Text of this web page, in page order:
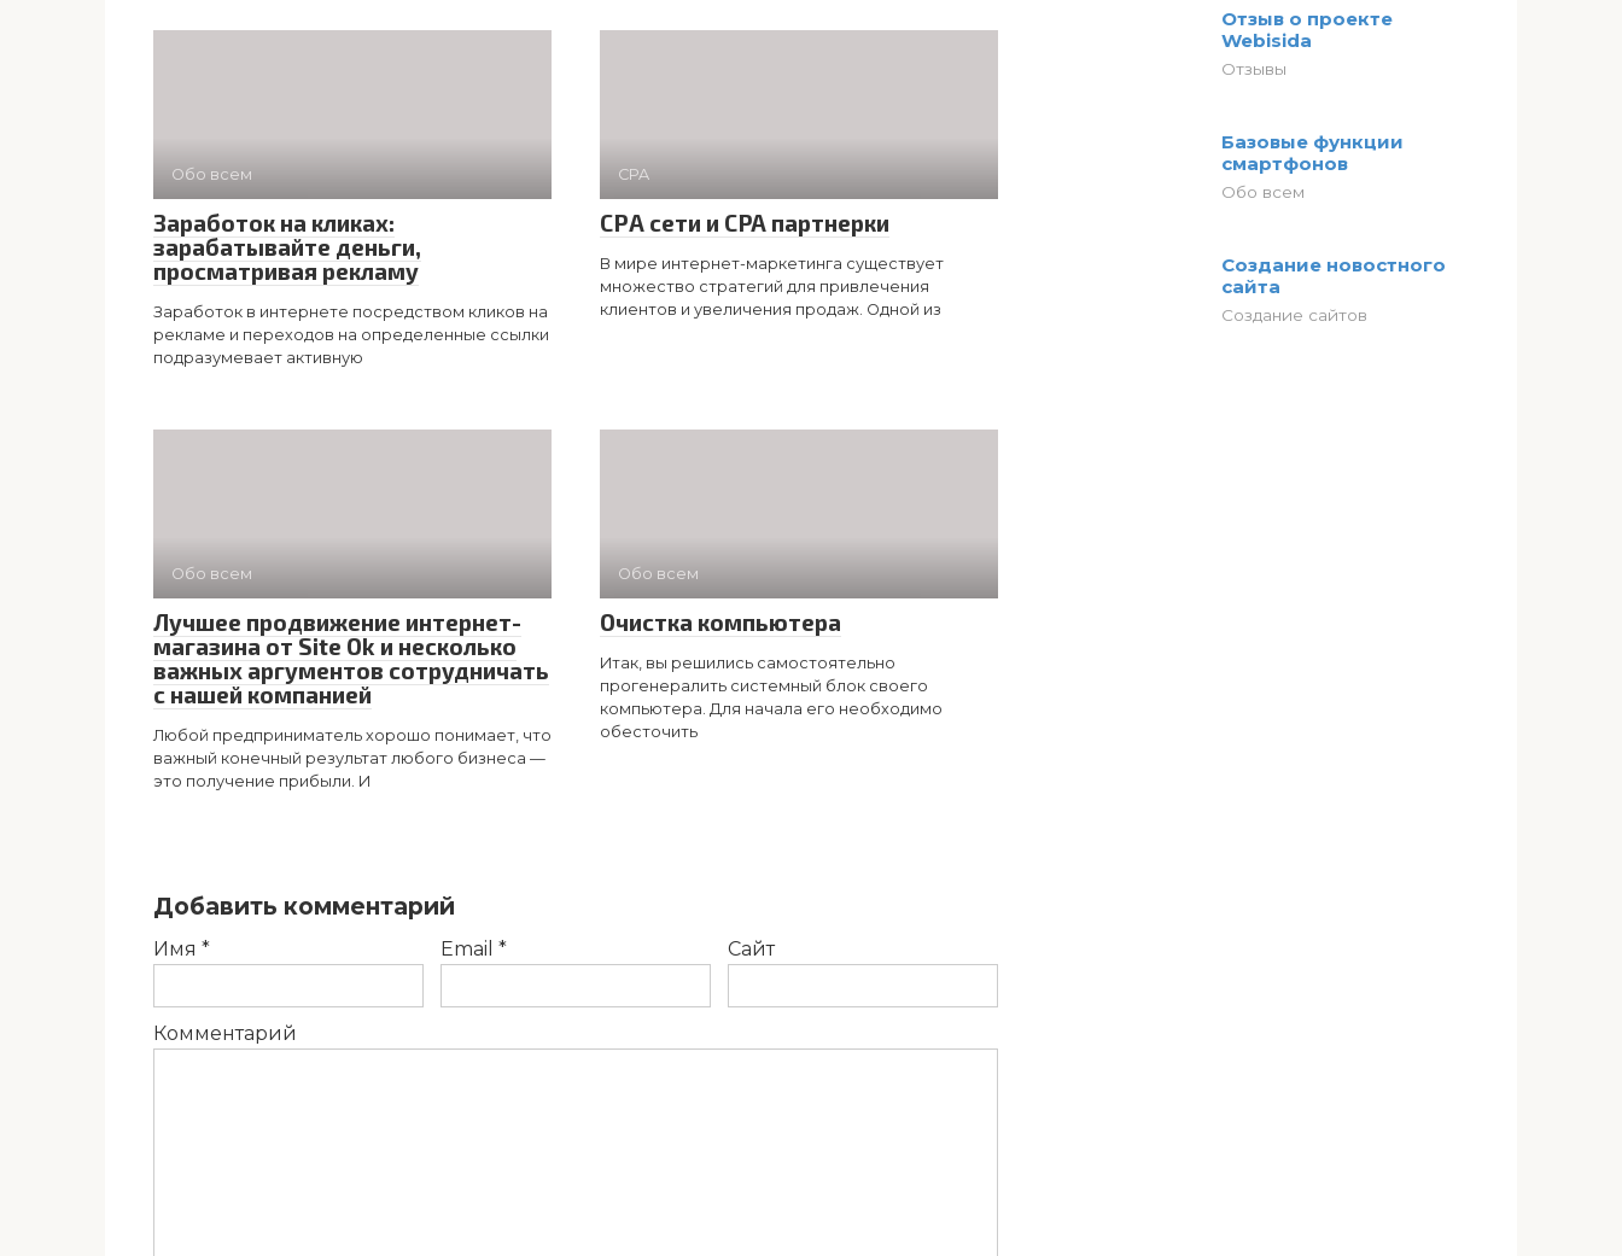
Обо всем
Заработок на кликах:
зарабатывайте деньги,
просматривая рекламу
Заработок в интернете посредством кликов на
рекламе и переходов на определенные ссылки
подразумевает активную
CPA
СРА сети и CPA партнерки
В мире интернет-маркетинга существует
множество стратегий для привлечения
клиентов и увеличения продаж. Одной из
Обо всем
Лучшее продвижение интернет-
магазина от Site Ok и несколько
важных аргументов сотрудничать
с нашей компанией
Любой предприниматель хорошо понимает, что
важный конечный результат любого бизнеса —
это получение прибыли. И
Обо всем
Очистка компьютера
Итак, вы решились самостоятельно
прогенералить системный блок своего
компьютера. Для начала его необходимо
обесточить
Добавить комментарий
Имя * Email * Сайт
Комментарий
Отзыв о проекте
Webisida
Отзывы
Базовые функции
смартфонов
Обо всем
Создание новостного
сайта
Создание сайтов